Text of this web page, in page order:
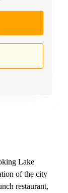
Lake
of the city
restaurant,